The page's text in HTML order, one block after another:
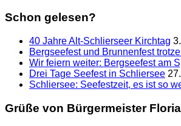
Schon gelesen?
40 Jahre Alt-Schlierseer Kirchtag
Bergseefest und Brunnenfest
Wir feiern weiter: Bergseefest am
Drei Tage Seefest in Schliersee
Schliersee: Seefestzeit, es ist so
Grüße von Bürgermeister